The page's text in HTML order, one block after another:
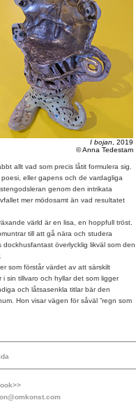
I bojan , 2019
© Anna Tedestam
allt vad som precis låtit formulera sig.
eller gapens och de vardagliga
genom den intrikata
mer mödosamt än vad resultatet
värld är en lisa, en hoppfull tröst.
till att gå nära och studera
överlycklig likväl som den
som förstår värdet av att särskilt
sin tillvaro och hyllar det som ligger
och låtsasenkla titlar bär den
Hon visar vägen för såväl ”regn som